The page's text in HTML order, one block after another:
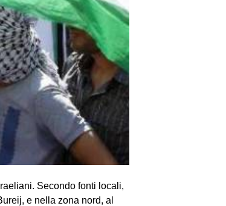
Secondo fonti locali,
e nella zona nord, al